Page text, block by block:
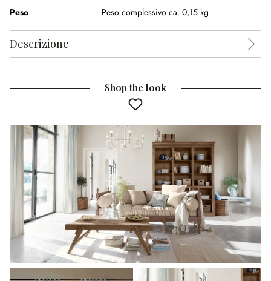
Peso
Peso complessivo ca. 0,15 kg
Descrizione
Shop the look